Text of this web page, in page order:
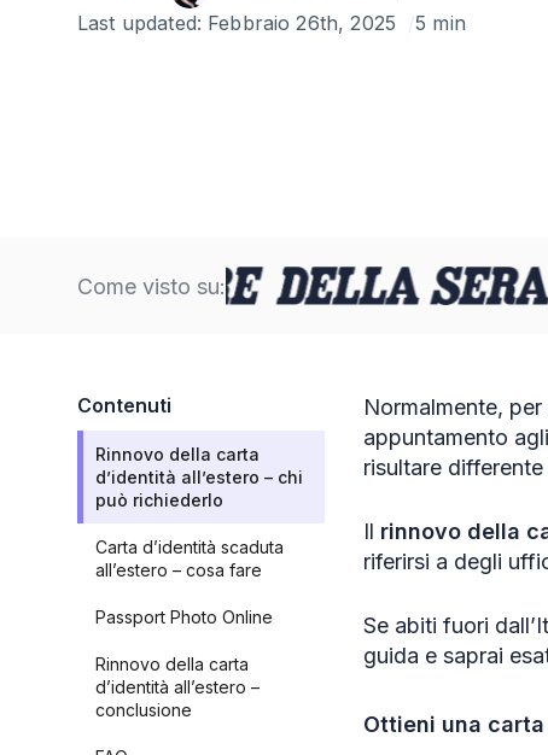
Last updated: Febbraio 26th, 2025 5 min
Come visto su:
Contenuti
Rinnovo della carta
d’identità all’estero – chi
può richiederlo
Carta d’identità scaduta
all’estero – cosa fare
Passport Photo Online
Rinnovo della carta
d’identità all’estero –
conclusione
Normalmente, per
appuntamento
risultare differente
Il rinnovo della
riferirsi a degli
Se abiti fuori
guida e saprai
Ottieni una